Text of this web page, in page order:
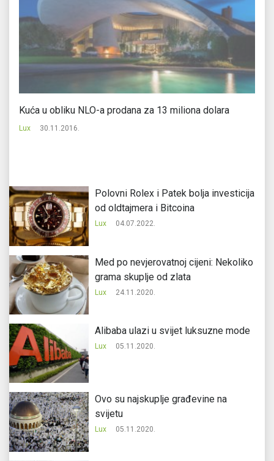
Kuća u obliku NLO-a prodana za 13 miliona dolara
Lux 30.11.2016.
Polovni Rolex i Patek bolja investicija
od oldtajmera i Bitcoina
Lux 04.07.2022.
Med po nevjerovatnoj cijeni: Nekoliko
grama skuplje od zlata
Lux 24.11.2020.
Alibaba ulazi u svijet luksuzne mode
Lux 05.11.2020.
Ovo su najskuplje građevine na
svijetu
Lux 05.11.2020.